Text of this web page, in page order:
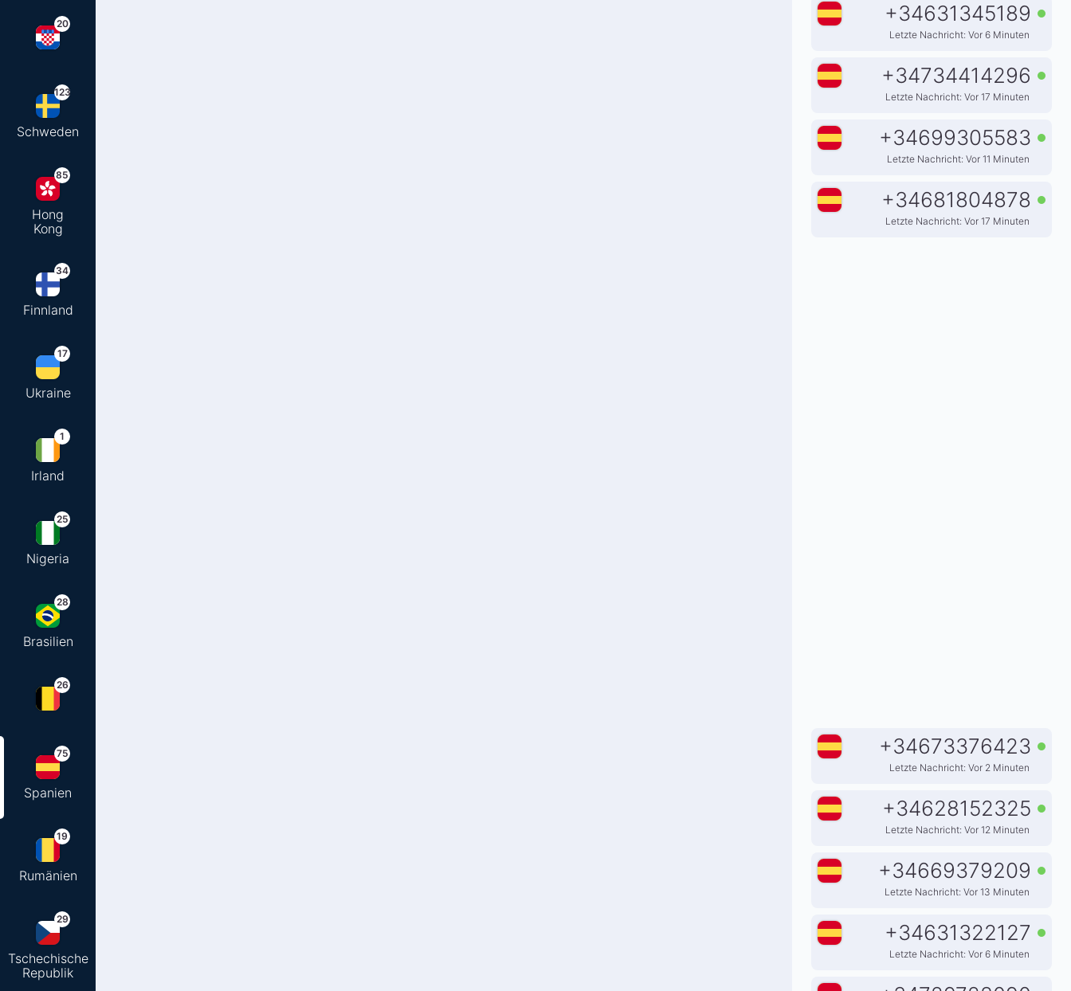
20
123
Schweden
85
Hong
Kong
34
Finnland
17
Ukraine
1
Irland
25
Nigeria
28
Brasilien
26
75
Spanien
19
Rumänien
29
Tschechische
Republik
+34631345189
Letzte Nachricht: Vor 6 Minuten
+34734414296
Letzte Nachricht: Vor 17 Minuten
+34699305583
Letzte Nachricht: Vor 11 Minuten
+34681804878
Letzte Nachricht: Vor 17 Minuten
+34673376423
Letzte Nachricht: Vor 2 Minuten
+34628152325
Letzte Nachricht: Vor 12 Minuten
+34669379209
Letzte Nachricht: Vor 13 Minuten
+34631322127
Letzte Nachricht: Vor 6 Minuten